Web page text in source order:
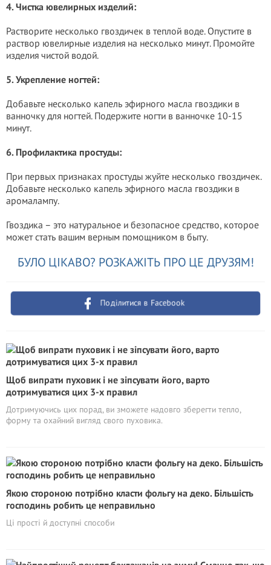
4. Чистка ювелирных изделий:
Растворите несколько гвоздичек в теплой воде. Опустите в
раствор ювелирные изделия на несколько минут. Промойте
изделия чистой водой.
5. Укрепление ногтей:
Добавьте несколько капель эфирного масла гвоздики в
ванночку для ногтей. Подержите ногти в ванночке 10-15
минут.
6. Профилактика простуды:
При первых признаках простуды жуйте несколько гвоздичек.
Добавьте несколько капель эфирного масла гвоздики в
аромалампу.
Гвоздика – это натуральное и безопасное средство, которое
может стать вашим верным помощником в быту.
БУЛО ЦІКАВО? РОЗКАЖІТЬ ПРО ЦЕ ДРУЗЯМ!
Поділитися в Facebook
Щоб випрати пуховик і не зіпсувати його, варто
дотримуватися цих 3-х правил
Дотримуючись цих порад, ви зможете надовго зберегти тепло,
форму та охайний вигляд свого пуховика.
Якою стороною потрібно класти фольгу на деко. Більшість
господинь робить це неправильно
Ці прості й доступні способи